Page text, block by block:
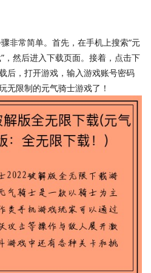
非常简单。首先，在手机上搜索“元
，然后进入下载页面。接着，点击下
后，打开游戏，输入游戏账号密码
无限制的元气骑士游戏了！